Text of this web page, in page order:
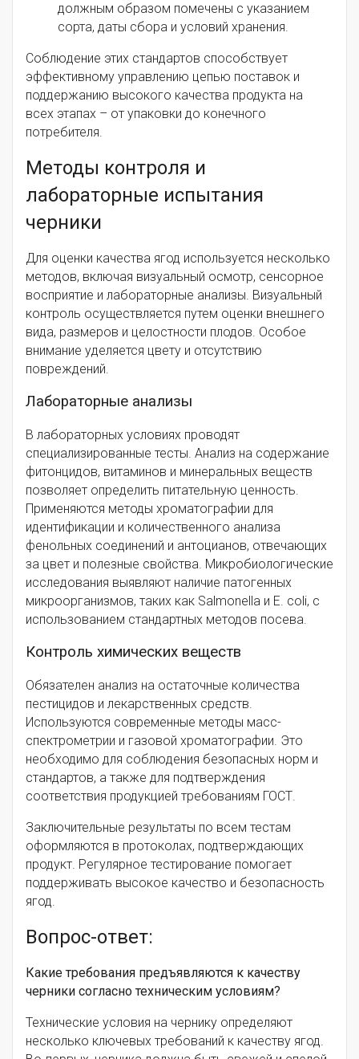
должным образом помечены с указанием
сорта, даты сбора и условий хранения.
Соблюдение этих стандартов способствует
эффективному управлению цепью поставок и
поддержанию высокого качества продукта на
всех этапах – от упаковки до конечного
потребителя.
Методы контроля и
лабораторные испытания
черники
Для оценки качества ягод используется несколько
методов, включая визуальный осмотр, сенсорное
восприятие и лабораторные анализы. Визуальный
контроль осуществляется путем оценки внешнего
вида, размеров и целостности плодов. Особое
внимание уделяется цвету и отсутствию
повреждений.
Лабораторные анализы
В лабораторных условиях проводят
специализированные тесты. Анализ на содержание
фитонцидов, витаминов и минеральных веществ
позволяет определить питательную ценность.
Применяются методы хроматографии для
идентификации и количественного анализа
фенольных соединений и антоцианов, отвечающих
за цвет и полезные свойства. Микробиологические
исследования выявляют наличие патогенных
микроорганизмов, таких как Salmonella и E. coli, с
использованием стандартных методов посева.
Контроль химических веществ
Обязателен анализ на остаточные количества
пестицидов и лекарственных средств.
Используются современные методы масс-
спектрометрии и газовой хроматографии. Это
необходимо для соблюдения безопасных норм и
стандартов, а также для подтверждения
соответствия продукцией требованиям ГОСТ.
Заключительные результаты по всем тестам
оформляются в протоколах, подтверждающих
продукт. Регулярное тестирование помогает
поддерживать высокое качество и безопасность
ягод.
Вопрос-ответ:
Какие требования предъявляются к качеству
черники согласно техническим условиям?
Технические условия на чернику определяют
несколько ключевых требований к качеству ягод.